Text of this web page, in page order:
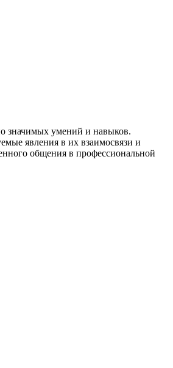
значимых умений и навыков.
явления в их взаимосвязи и
общения в профессиональной